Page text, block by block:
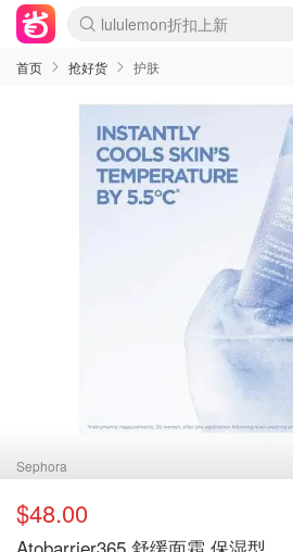
lululemon折扣上新
Sasa美妆护肤3.5折
SSENSE年中2.5折
FreshBeauty好价汇总
Cettire降价+叠9折
WWS Coles超市实拍
viagogo二手票捡漏
Myer超级周末
The Outnet奢牌1折起
David Jones 3折起
Flannels大牌1折
Perfumes Club护肤1折
AMIRO面罩$251
Amazon折扣汇总
eToro入金$200送$50
Amazon数码好物
ICONIC本周7.5折
ThedoubleF高奢地板价
Moose Knuckles 6折
丝芙兰5折起
EUFY摄像头$98
Selenichast首饰2折
Trip机票酒店促销
YSL送5件彩妆礼
Amazon家居好物
Amazon美妆护肤
雅漾大喷$8
过敏原检测盒$33
伊索独家赠50ml沐浴露
科颜氏高保湿面霜$29
SEALIFE海洋馆门票6折
丝塔芙大白罐$16
订阅Newsletter送香薰
Cult Beauty 6.8折
Harrods圣诞日历$525
LN-CC奢牌私促3折
d'Alba空姐喷雾$16
EVE LOM套装£56
Bernardelli独家4折
Adore Beauty 6折起
CT圣诞日历
Mytheresa奢品2.7折
Luxury Escapes 9折
Currentbody美容仪$881
MOON Garden Live
Roborock扫地机$649
Tingo Life水杯$24
Valentino官网5折
CR洗护套装$23
修丽可4件套$159
Myer彩妆2件7折
GANNI官网4.5折
Stylevana韩妆4折
Tessabit高奢8.5折
OGX洗发水$11
Amazon阿德莱德次日达
卡诗8.5折+赠礼
Philips Hue灯具8折
首页 抢好货 护肤
Sephora
$48.00